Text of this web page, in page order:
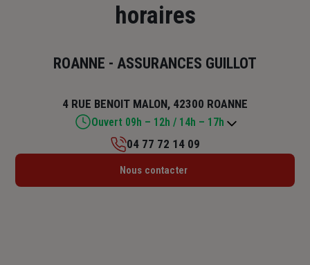
horaires
ROANNE - ASSURANCES GUILLOT
4 RUE BENOIT MALON, 42300 ROANNE
Ouvert 09h – 12h / 14h – 17h
Lundi : 09h – 12h / 14h – 17h
04 77 72 14 09
Nous contacter